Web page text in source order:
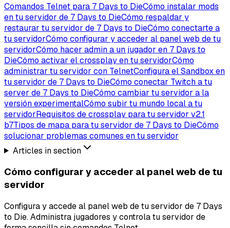
Comandos Telnet para 7 Days to DieCómo instalar mods
en tu servidor de 7 Days to DieCómo respaldar y
restaurar tu servidor de 7 Days to DieCómo conectarte a
tu servidorCómo configurar y acceder al panel web de tu
servidorCómo hacer admin a un jugador en 7 Days to
DieCómo activar el crossplay en tu servidorCómo
administrar tu servidor con TelnetConfigura el Sandbox en
tu servidor de 7 Days to DieCómo conectar Twitch a tu
server de 7 Days to DieCómo cambiar tu servidor a la
versión experimentalCómo subir tu mundo local a tu
servidorRequisitos de crossplay para tu servidor v2.1
b7Tipos de mapa para tu servidor de 7 Days to DieCómo
solucionar problemas comunes en tu servidor
Articles in section
Cómo configurar y acceder al panel web de tu
servidor
Configura y accede al panel web de tu servidor de 7 Days
to Die. Administra jugadores y controla tu servidor de